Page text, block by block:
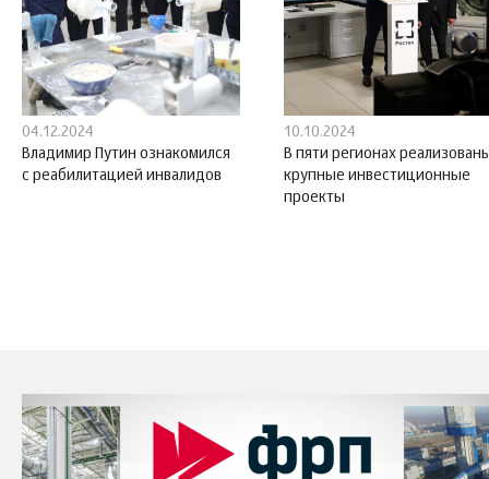
04.12.2024
Владимир Путин ознакомился
с реабилитацией инвалидов
10.10.2024
В пяти регионах
крупные инвестиционные
проекты